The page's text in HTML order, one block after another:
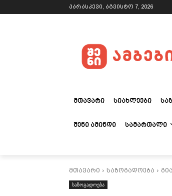
პარასკევი, აგვისტო 7, 2026
ᲛᲗᲐᲕᲐᲠᲘ ᲡᲘᲐᲮᲚᲔᲔᲑᲘ
ᲨᲔᲜᲘ ᲐᲛᲘᲜᲓᲘ ᲡᲐᲛᲐᲠᲗᲐᲚᲘ
მთავარი საზოგადოება
საზოგადოება